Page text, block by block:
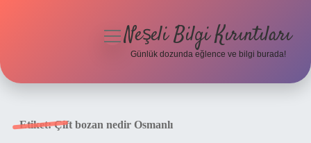
menüyüNeşeli Bilgi Kırıntıları
Günlük dozunda eğlence ve bilgi burada!
Etiket:Çift bozan nedir Osmanlı